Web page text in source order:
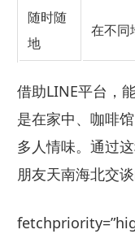
随时随
地
在不同
借助LINE平台，
是在家中、咖啡
多人情味。通过
朋友天南海北交